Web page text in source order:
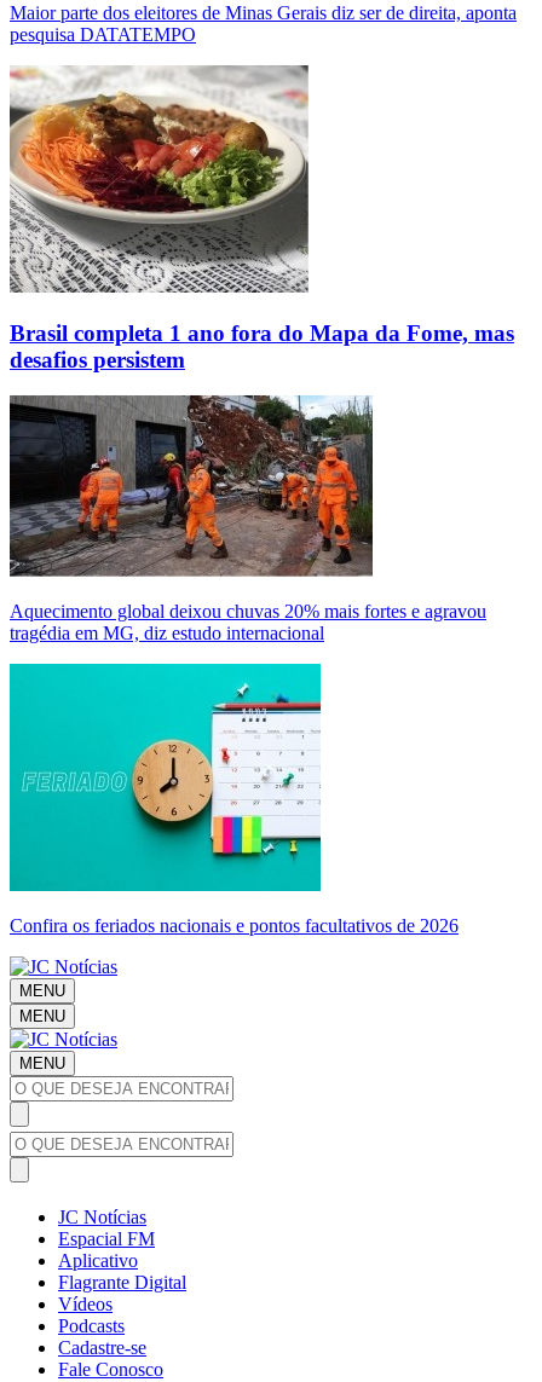
Maior parte dos eleitores de Minas Gerais diz ser de direita, aponta
pesquisa DATATEMPO
Brasil completa 1 ano fora do Mapa da Fome, mas
desafios persistem
Aquecimento global deixou chuvas 20% mais fortes e agravou
tragédia em MG, diz estudo internacional
Confira os feriados nacionais e pontos facultativos de 2026
MENU
MENU
MENU
JC Notícias
Espacial FM
Aplicativo
Flagrante Digital
Vídeos
Podcasts
Cadastre-se
Fale Conosco